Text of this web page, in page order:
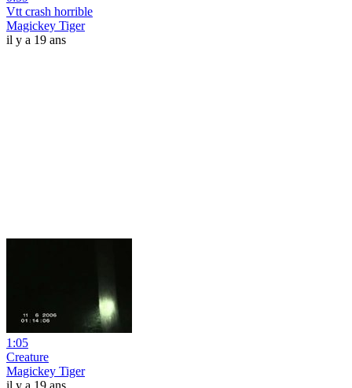
Vtt crash horrible
Magickey Tiger
il y a 19 ans
1:05
Creature
Magickey Tiger